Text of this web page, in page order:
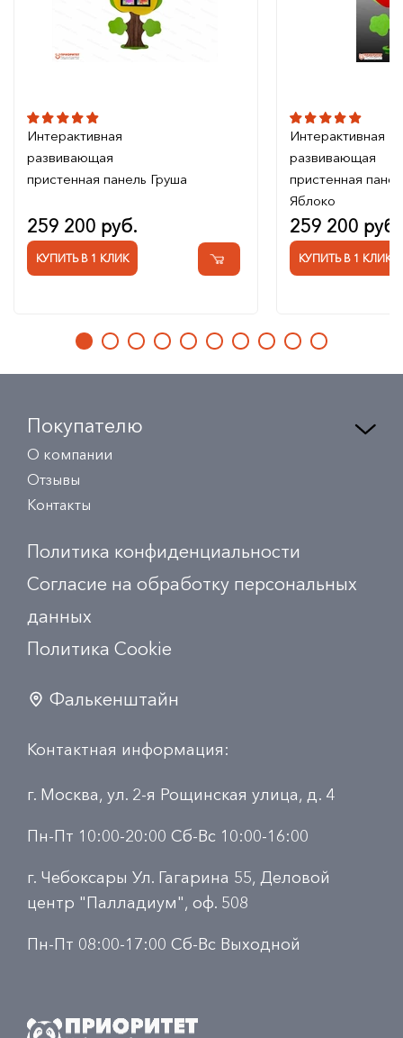
Интерактивная
развивающая
пристенная панель Груша
259 200 руб.
КУПИТЬ В 1 КЛИК
Интерактивная
развивающая
пристенная
Яблоко
259 200 руб.
КУПИТЬ В 1 КЛИК
Покупателю
О компании
Отзывы
Контакты
Политика конфиденциальности
Согласие на обработку персональных
данных
Политика Сookie
Фалькенштайн
Контактная информация:
г. Москва, ул. 2-я Рощинская улица, д. 4
Пн-Пт 10:00-20:00 Сб-Вс 10:00-16:00
г. Чебоксары Ул. Гагарина 55, Деловой
центр "Палладиум", оф. 508
Пн-Пт 08:00-17:00 Сб-Вс Выходной